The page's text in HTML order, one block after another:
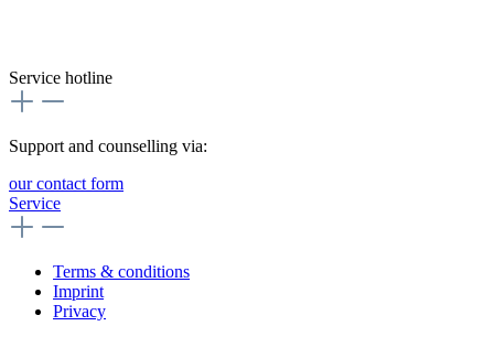
Service hotline
Support and counselling via:
our contact form
Service
Terms & conditions
Imprint
Privacy